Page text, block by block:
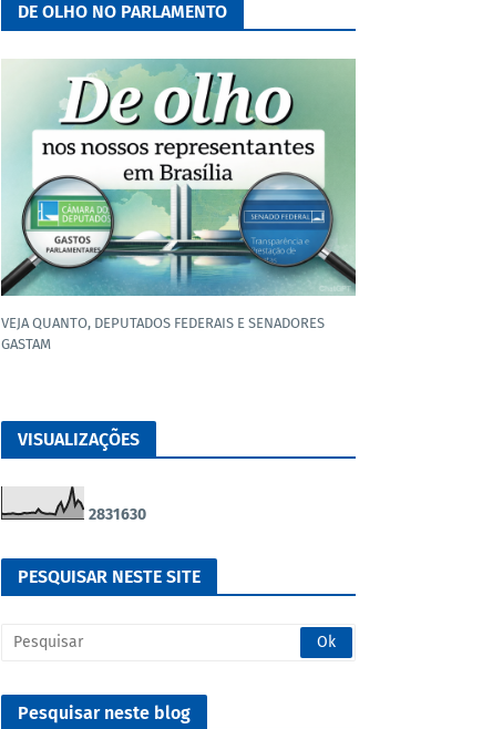
DE OLHO NO PARLAMENTO
VEJA QUANTO, DEPUTADOS FEDERAIS E SENADORES
GASTAM
VISUALIZAÇÕES
2831630
PESQUISAR NESTE SITE
Pesquisar neste blog